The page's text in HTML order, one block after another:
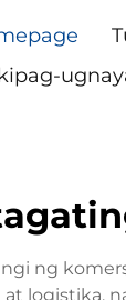
ng
logistika,